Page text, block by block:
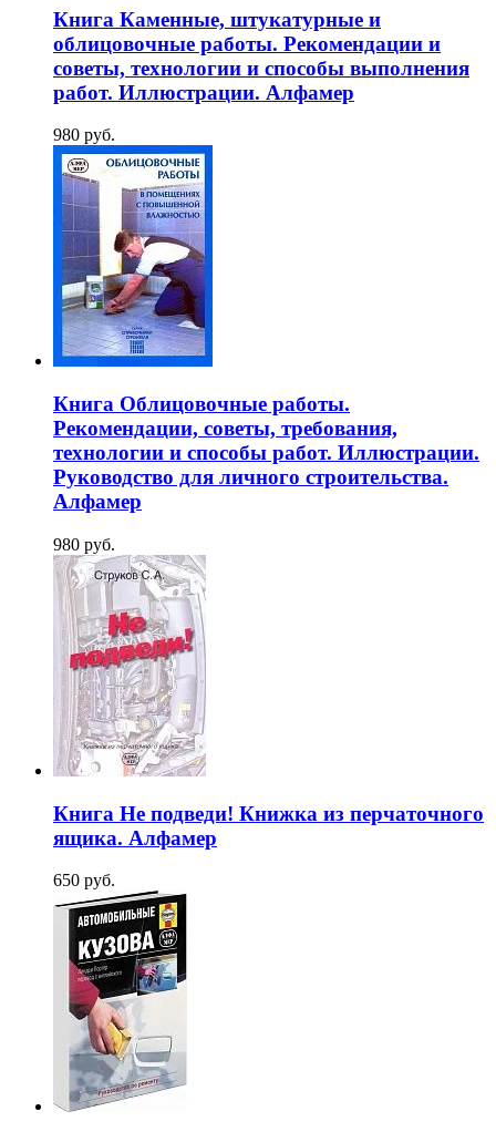
Книга Каменные, штукатурные и
облицовочные работы. Рекомендации и
советы, технологии и способы выполнения
работ. Иллюстрации. Алфамер
980 руб.
Книга Облицовочные работы.
Рекомендации, советы, требования,
технологии и способы работ. Иллюстрации.
Руководство для личного строительства.
Алфамер
980 руб.
Книга Не подведи! Книжка из перчаточного
ящика. Алфамер
650 руб.